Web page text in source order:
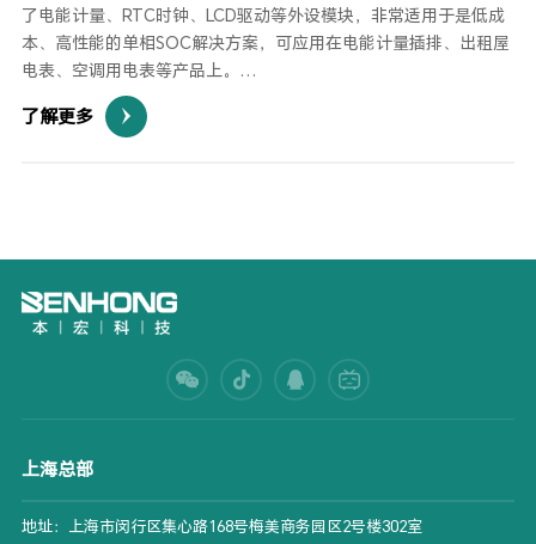
了电能计量、RTC时钟、LCD驱动等外设模块，非常适用于是低成
本、高性能的单相SOC解决方案，可应用在电能计量插排、出租屋
电表、空调用电表等产品上。
2.本方案具有零/火线防窃电计量、单相三线计量、断相防窃电计
了解更多
上海总部
地址：上海市闵行区集心路168号梅美商务园区2号楼302室